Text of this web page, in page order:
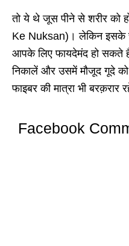
तो ये थे जूस पीने से शरीर को
Ke Nuksan)। लेकिन इसके
आपके लिए फायदेमंद हो सकते
निकालें और उसमें मौजूद गूदे
फाइबर की मात्रा भी बरक़रार
Facebook